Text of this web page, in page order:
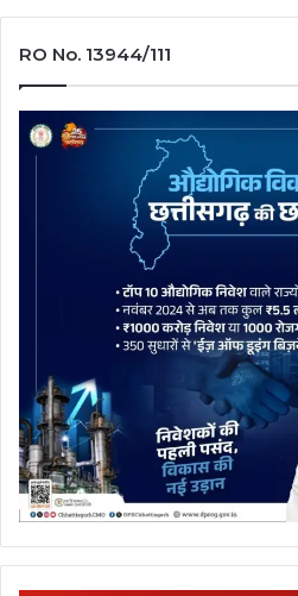
RO No. 13944/111